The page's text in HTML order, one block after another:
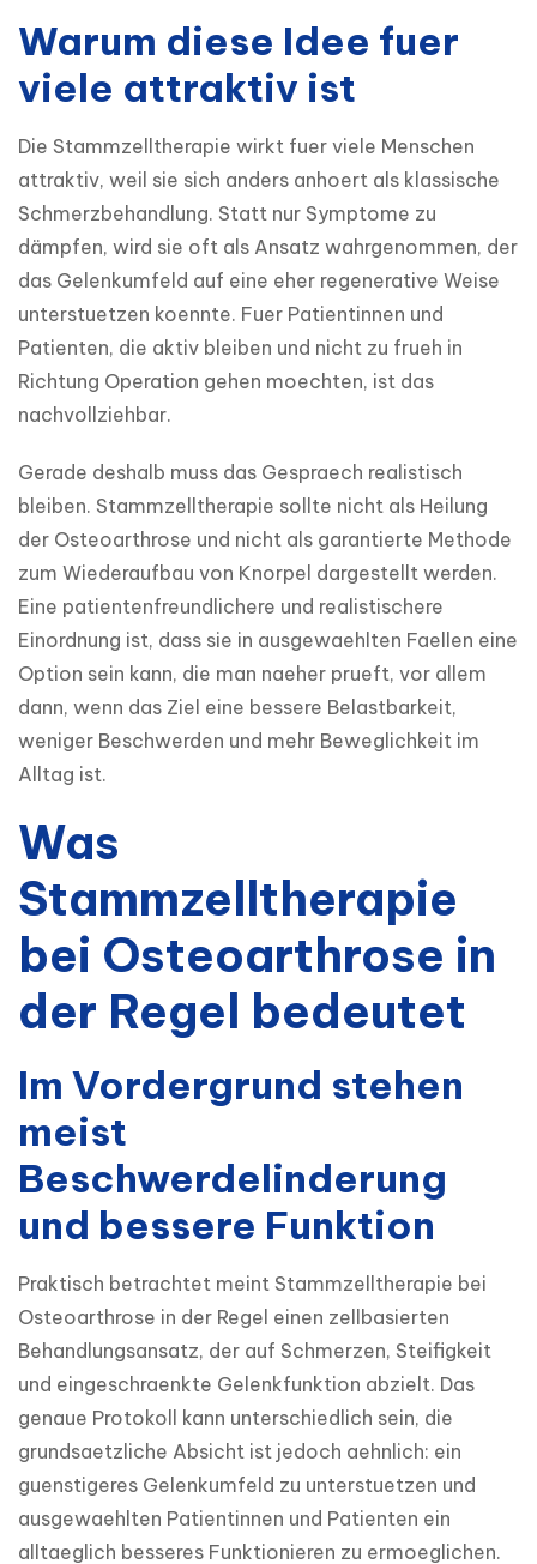
Warum diese Idee fuer
viele attraktiv ist
Die Stammzelltherapie wirkt fuer viele Menschen
attraktiv, weil sie sich anders anhoert als klassische
Schmerzbehandlung. Statt nur Symptome zu
dämpfen, wird sie oft als Ansatz wahrgenommen, der
das Gelenkumfeld auf eine eher regenerative Weise
unterstuetzen koennte. Fuer Patientinnen und
Patienten, die aktiv bleiben und nicht zu frueh in
Richtung Operation gehen moechten, ist das
nachvollziehbar.
Gerade deshalb muss das Gespraech realistisch
bleiben. Stammzelltherapie sollte nicht als Heilung
der Osteoarthrose und nicht als garantierte Methode
zum Wiederaufbau von Knorpel dargestellt werden.
Eine patientenfreundlichere und realistischere
Einordnung ist, dass sie in ausgewaehlten Faellen eine
Option sein kann, die man naeher prueft, vor allem
dann, wenn das Ziel eine bessere Belastbarkeit,
weniger Beschwerden und mehr Beweglichkeit im
Alltag ist.
Was
Stammzelltherapie
bei Osteoarthrose in
der Regel bedeutet
Im Vordergrund stehen
meist
Beschwerdelinderung
und bessere Funktion
Praktisch betrachtet meint Stammzelltherapie bei
Osteoarthrose in der Regel einen zellbasierten
Behandlungsansatz, der auf Schmerzen, Steifigkeit
und eingeschraenkte Gelenkfunktion abzielt. Das
genaue Protokoll kann unterschiedlich sein, die
grundsaetzliche Absicht ist jedoch aehnlich: ein
guenstigeres Gelenkumfeld zu unterstuetzen und
ausgewaehlten Patientinnen und Patienten ein
alltaeglich besseres Funktionieren zu ermoeglichen.